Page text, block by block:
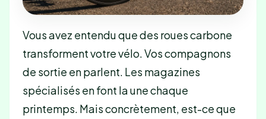
Vous avez entendu que des roues carbone
transforment votre vélo. Vos compagnons
de sortie en parlent. Les magazines
spécialisés en font la une chaque
printemps. Mais concrètement, est-ce que